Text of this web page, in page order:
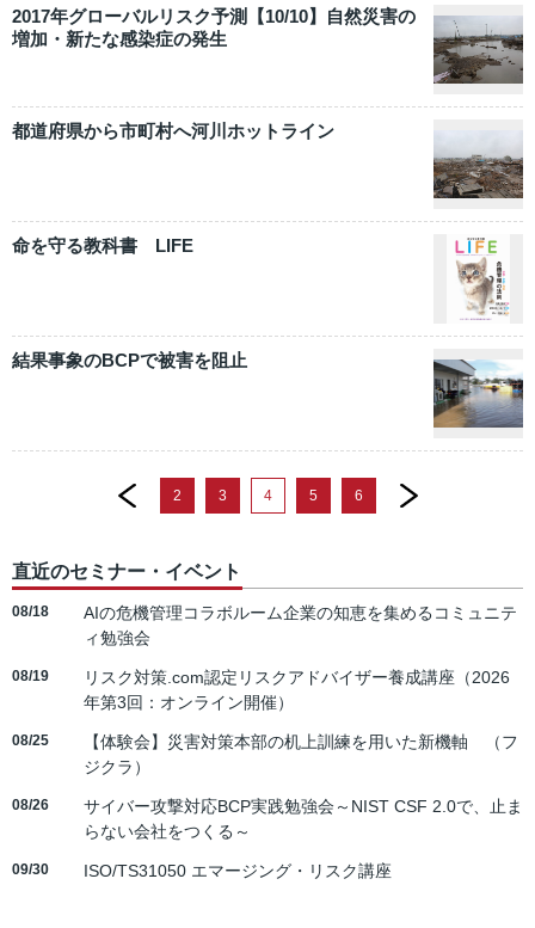
2017年グローバルリスク予測【10/10】自然災害の
増加・新たな感染症の発生
都道府県から市町村へ河川ホットライン
命を守る教科書 LIFE
結果事象のBCPで被害を阻止
prev
2 3 4 5 6
next
直近のセミナー・イベント
08/18
AIの危機管理コラボルーム企業の知恵を集めるコミュニテ
ィ勉強会
08/19
リスク対策.com認定リスクアドバイザー養成講座（2026
年第3回：オンライン開催）
08/25
【体験会】災害対策本部の机上訓練を用いた新機軸 （フ
ジクラ）
08/26
サイバー攻撃対応BCP実践勉強会～NIST CSF 2.0で、止ま
らない会社をつくる～
09/30 ISO/TS31050 エマージング・リスク講座